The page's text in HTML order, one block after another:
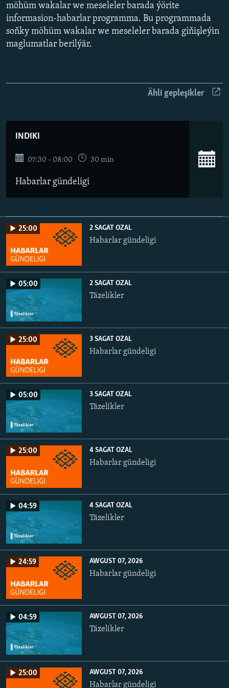
möhüm wakalar we meseleler barada ýörite
informasion-habarlar programma. Bu programmada
soňky möhüm wakalar we meseleler barada giňişleýin
maglumatlar berilýär.
Ähli gepleşikler
INDIKI
07:30 - 08:00 30 min
Habarlar gündeligi
25:00 2 SAGAT OZAL
Habarlar gündeligi
05:00 2 SAGAT OZAL
Täzelikler
25:00 3 SAGAT OZAL
Habarlar gündeligi
05:00 3 SAGAT OZAL
Täzelikler
25:00 4 SAGAT OZAL
Habarlar gündeligi
04:59 4 SAGAT OZAL
Täzelikler
24:59 AWGUST 07, 2026
Habarlar gündeligi
04:59 AWGUST 07, 2026
Täzelikler
25:00 AWGUST 07, 2026
Habarlar gündeligi